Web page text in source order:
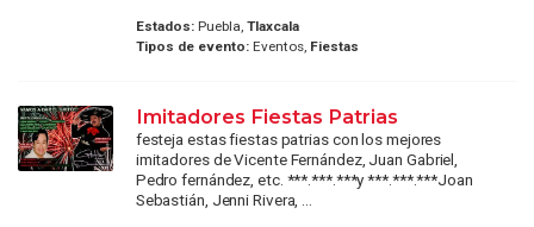
Estados:Puebla, Tlaxcala
Tipos de evento:Eventos, Fiestas
Imitadores Fiestas Patrias
festeja estas fiestas patrias con los mejores
imitadores de Vicente Fernández, Juan Gabriel,
Pedro fernández, etc. ***.***.***y ***.***.***Joan
Sebastián, Jenni Rivera, ...